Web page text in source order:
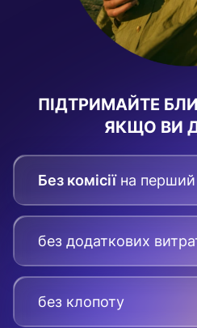
ПІДТРИМАЙТЕ
ЯКЩО ВИ
Без комісії на перший
без додаткових
без клопоту